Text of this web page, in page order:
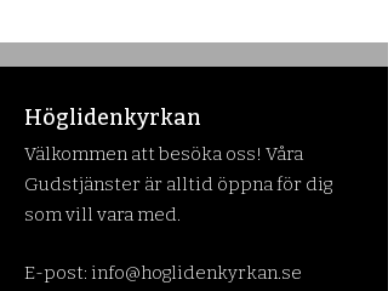
Höglidenkyrkan
Välkommen att besöka oss! Våra
Gudstjänster är alltid öppna för dig
som vill vara med.
E-post: info@hoglidenkyrkan.se